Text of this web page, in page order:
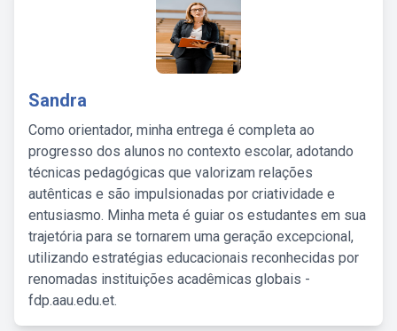
Sandra
Como orientador, minha entrega é completa ao
progresso dos alunos no contexto escolar, adotando
técnicas pedagógicas que valorizam relações
autênticas e são impulsionadas por criatividade e
entusiasmo. Minha meta é guiar os estudantes em sua
trajetória para se tornarem uma geração excepcional,
utilizando estratégias educacionais reconhecidas por
renomadas instituições acadêmicas globais -
fdp.aau.edu.et.